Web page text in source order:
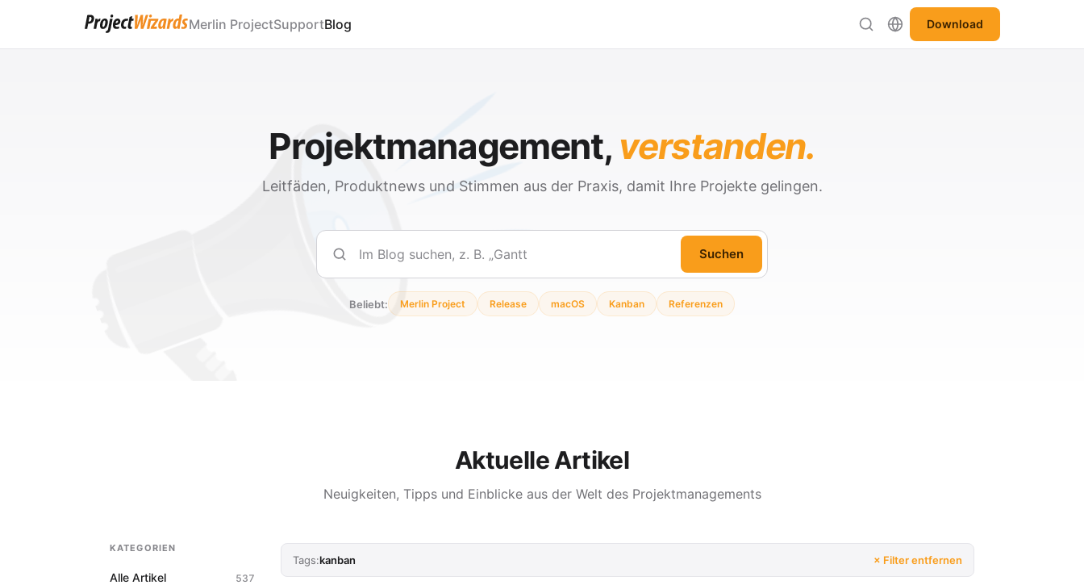
Merlin ProjectSupportBlog Download
Projektmanagement, verstanden.
Leitfäden, Produktnews und Stimmen aus der Praxis, damit Ihre Projekte gelingen.
Suchen
Suchen
Beliebt: Merlin Project Release macOS Kanban Referenzen
Aktuelle Artikel
Neuigkeiten, Tipps und Einblicke aus der Welt des Projektmanagements
KATEGORIEN
Alle Artikel 537
Tags:kanban × Filter entfernen